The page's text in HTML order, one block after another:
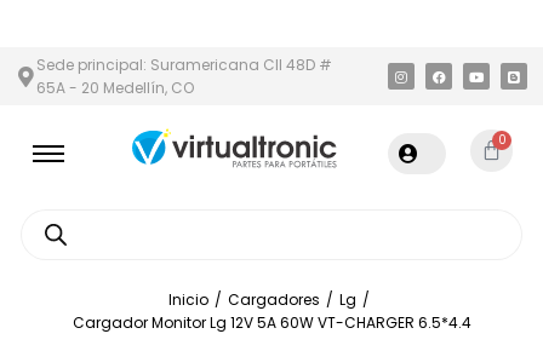
Sede principal: Suramericana Cll 48D #
65A - 20 Medellín, CO
0
Inicio / Cargadores / Lg /
Cargador Monitor Lg 12V 5A 60W VT-CHARGER 6.5*4.4